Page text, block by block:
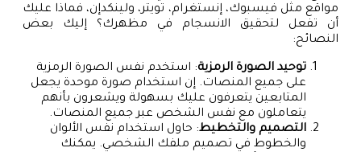
مواقع مثل فيسبوك، إنستغرام، تويتر، ولينكدإن، فماذا عليك
أن تفعل لتحقيق الانسجام في مظهرك؟ إليك بعض
النصائح:
توحيد الصورة الرمزية: استخدم نفس الصورة الرمزية
على جميع المنصات. إن استخدام صورة موحدة يجعل
المتابعين يتعرفون عليك بسهولة ويشعرون بأنهم
يتعاملون مع نفس الشخص عبر جميع المنصات.
التصميم والتخطيط: حاول استخدام نفس الألوان
والخطوط في تصميم ملفك الشخصي. يمكنك